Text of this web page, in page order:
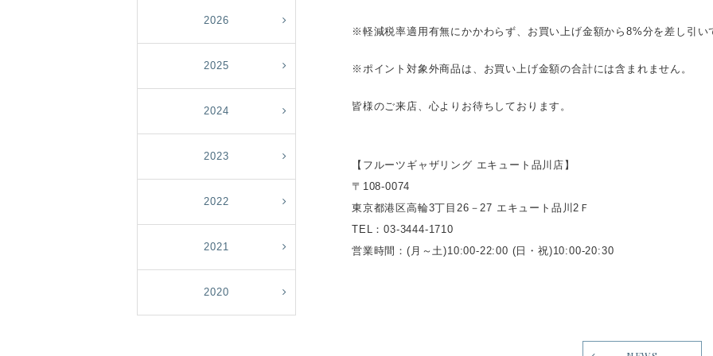
※軽減税率適用有無にかかわらず、お買い上げ金額から8%分を差し引い
※ポイント対象外商品は、お買い上げ金額の合計には含まれません。
皆様のご来店、心よりお待ちしております。
【フルーツギャザリング エキュート品川店】
〒108-0074
東京都港区高輪3丁目26－27 エキュート品川2Ｆ
TEL：03-3444-1710
営業時間：(月～土)10:00-22:00 (日・祝)10:00-20:30
2026
2025
2024
2023
2022
2021
2020